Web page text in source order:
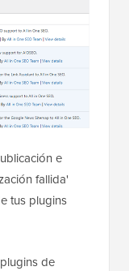
e
fallida'
tus plugins
de